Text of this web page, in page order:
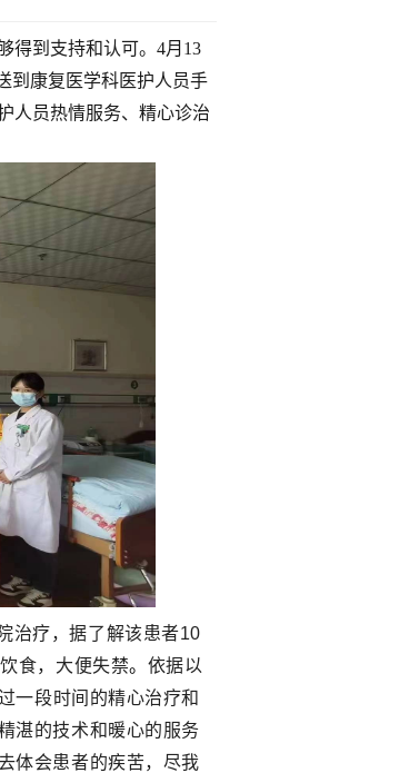
得到支持和认可。4月13
到康复医学科医护人员手
人员热情服务、精心诊治
治疗，据了解该患者10
食，大便失禁。 依据以
一段时间的精心治疗和
湛的技术和暖心的服务
体会患者的疾苦，尽我